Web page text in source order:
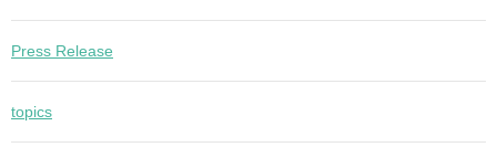
Press Release
topics